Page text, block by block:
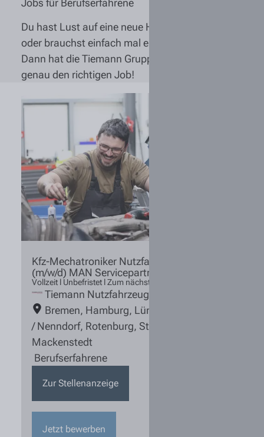
Jobs für Berufserfahrene
Du hast Lust auf eine neue Herausforderung
oder brauchst einfach mal eine Veränderung?
Dann hat die Tiemann Gruppe auch für Dich
genau den richtigen Job!
Kfz-Mechatroniker Nutzfahrzeugtechnik
(m/w/d) MAN Servicepartner
Vollzeit l Unbefristet l Zum nächstmöglichen Zeitpunkt
Tiemann Nutzfahrzeuge
Bremen, Hamburg, Lüneburg
/ Nenndorf, Rotenburg, Stuhr / Groß
Mackenstedt
Berufserfahrene
Zur Stellenanzeige
Jetzt bewerben